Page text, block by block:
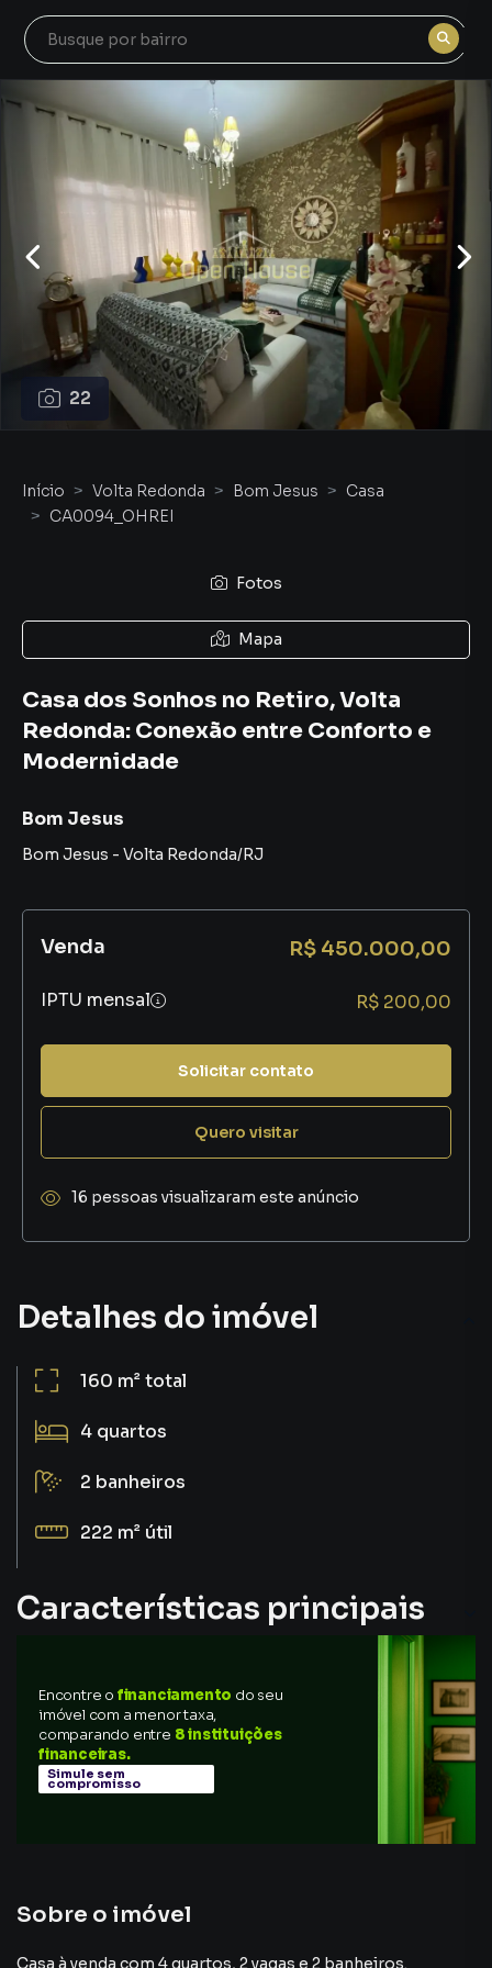
22
Detalhes do imóvel
160 m²total
4 quartos
2 banheiros
222 m² útil
Características principais
Sala de Jantar
Aceita Pet
Encontre o financiamento do seu
imóvel com a menor taxa,
comparando entre 8 instituições
financeiras.
Simule sem
compromisso
Sobre o imóvel
Casa à venda com 4 quartos, 2 vagas e 2 banheiros.
Início Volta Redonda Bom Jesus
Casa
CA0094_OHREI
Fotos
Mapa
Casa dos Sonhos no Retiro, Volta
Redonda: Conexão entre Conforto e
Modernidade
Bom Jesus
Bom Jesus - Volta Redonda/RJ
Venda R$ 450.000,00
IPTU mensal R$ 200,00
Solicitar contato
Quero visitar
16 pessoas visualizaram este anúncio